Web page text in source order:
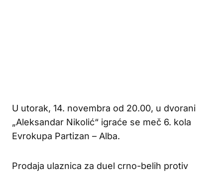
U utorak, 14. novembra od 20.00, u dvorani
„Aleksandar Nikolić“ igraće se meč 6. kola
Evrokupa Partizan – Alba.
Prodaja ulaznica za duel crno-belih protiv